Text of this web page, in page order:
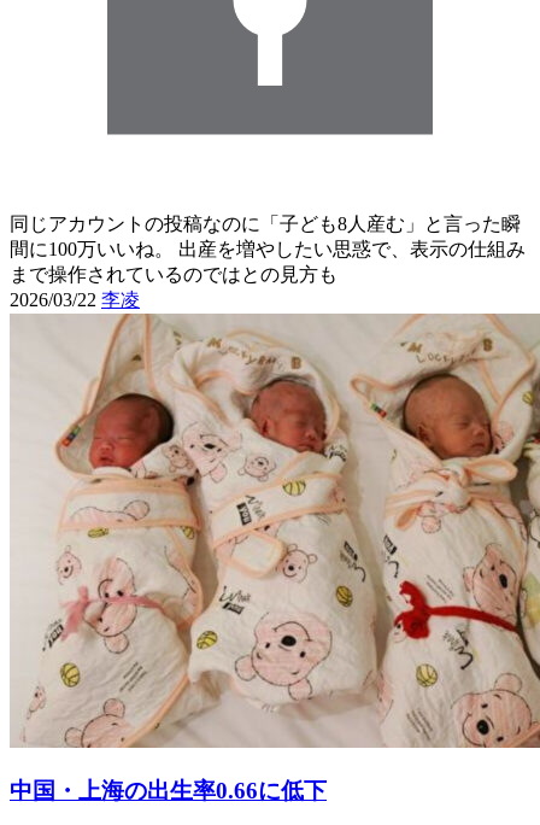
同じアカウントの投稿なのに「子ども8人産む」と言った瞬
間に100万いいね。 出産を増やしたい思惑で、表示の仕組み
まで操作されているのではとの見方も
2026/03/22 李凌
中国・上海の出生率0.66に低下